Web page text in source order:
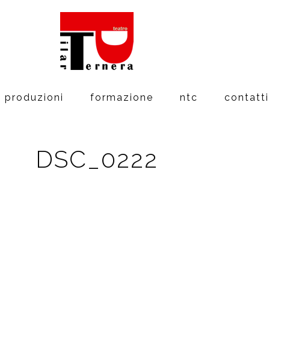
produzioni formazione ntc contatti
DSC_0222